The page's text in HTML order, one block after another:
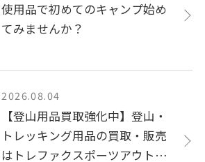
使用品で初めてのキャンプ始め
てみませんか？
【登山用品買取強化中】登山・
トレッキング用品の買取・販売
はトレファクスポーツアウトド
2026.08.04